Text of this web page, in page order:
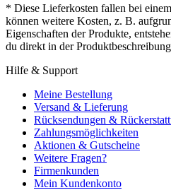
* Diese Lieferkosten fallen bei
können weitere Kosten, z. B.
Eigenschaften der Produkte,
du direkt in der
Hilfe & Support
Meine Bestellung
Versand & Lieferung
Rücksendungen &
Zahlungsmöglichkeiten
Aktionen & Gutscheine
Weitere Fragen?
Firmenkunden
Mein Kundenkonto